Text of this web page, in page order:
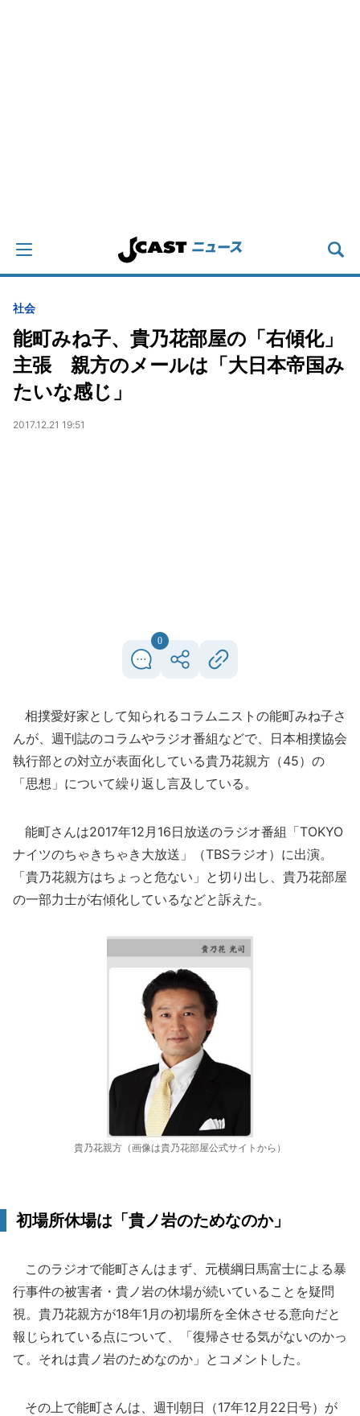
社会
能町みね子、貴乃花部屋の「右傾化」
主張 親方のメールは「大日本帝国み
たいな感じ」
2017.12.21 19:51
0
相撲愛好家として知られるコラムニストの能町みね子さ
んが、週刊誌のコラムやラジオ番組などで、日本相撲協会
執行部との対立が表面化している貴乃花親方（45）の
「思想」について繰り返し言及している。
能町さんは2017年12月16日放送のラジオ番組「TOKYO
ナイツのちゃきちゃき大放送」（TBSラジオ）に出演。
「貴乃花親方はちょっと危ない」と切り出し、貴乃花部屋
の一部力士が右傾化しているなどと訴えた。
貴乃花親方（画像は貴乃花部屋公式サイトから）
初場所休場は「貴ノ岩のためなのか」
このラジオで能町さんはまず、元横綱日馬富士による暴
行事件の被害者・貴ノ岩の休場が続いていることを疑問
視。貴乃花親方が18年1月の初場所を全休させる意向だと
報じられている点について、「復帰させる気がないのかっ
て。それは貴ノ岩のためなのか」とコメントした。
その上で能町さんは、週刊朝日（17年12月22日号）が